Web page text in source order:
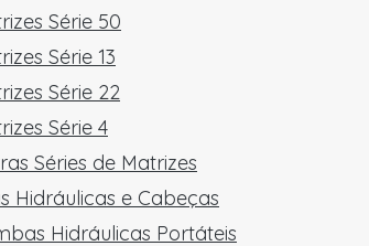
Série 50
Série 13
Série 22
Série 4
Séries de Matrizes
Hidráulicas e Cabeças
Hidráulicas Portáteis